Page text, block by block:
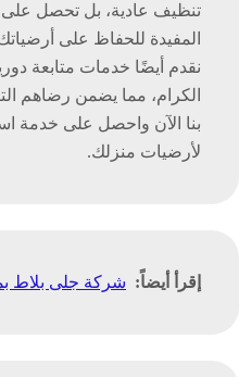
تنظيف عادية، بل تحصل على
المفيدة للحفاظ على
نقدم أيضًا خدمات متابعة
الكرام، مما يضمن رضاهم
بنا الآن واحصل على خدمة
لأرضيات منزلك.
إقرأ أيضاً: شركة جلى بلاط